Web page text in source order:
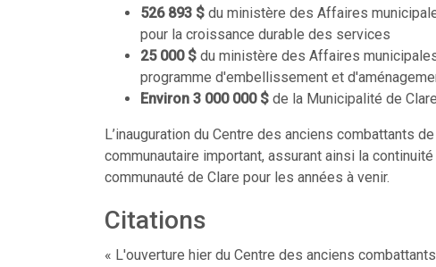
526 893 $ du ministère des Affaires
pour la croissance durable des services
25 000 $ du ministère des Affaires
programme d'embellissement et
Environ 3 000 000 $ de la Municipalité de
L’inauguration du Centre des anciens combattants
communautaire important, assurant ainsi la
communauté de Clare pour les années à venir.
Citations
« L'ouverture hier du Centre des anciens